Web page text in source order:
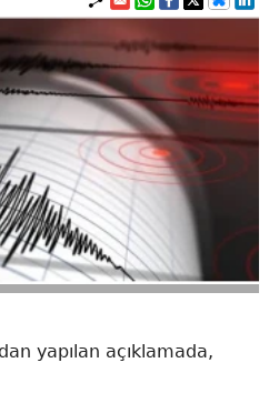
yapılan açıklamada,